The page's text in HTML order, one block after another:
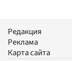
Редакция
Реклама
Карта сайта